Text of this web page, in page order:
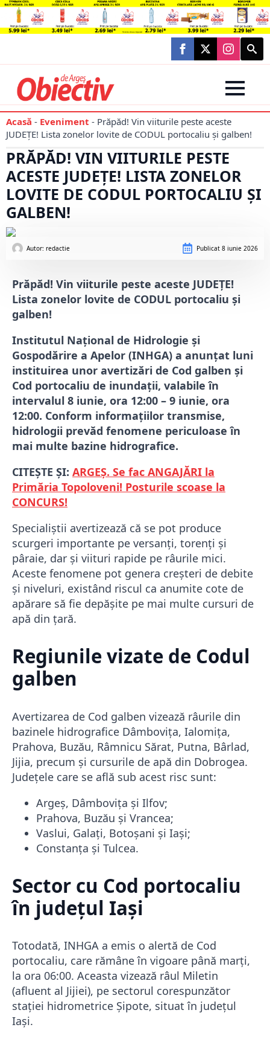
Search
for:
Acasă - Eveniment - Prăpăd! Vin viiturile peste aceste
JUDEȚE! Lista zonelor lovite de CODUL portocaliu și galben!
PRĂPĂD! VIN VIITURILE PESTE
ACESTE JUDEȚE! LISTA ZONELOR
LOVITE DE CODUL PORTOCALIU ȘI
GALBEN!
Autor: redactie Publicat 8 iunie 2026
Prăpăd! Vin viiturile peste aceste JUDEȚE!
Lista zonelor lovite de CODUL portocaliu și
galben!
Institutul Național de Hidrologie și
Gospodărire a Apelor (INHGA) a anunțat luni
instituirea unor avertizări de Cod galben și
Cod portocaliu de inundații, valabile în
intervalul 8 iunie, ora 12:00 – 9 iunie, ora
12:00. Conform informațiilor transmise,
hidrologii prevăd fenomene periculoase în
mai multe bazine hidrografice.
CITEȘTE ȘI: ARGEȘ. Se fac ANGAJĂRI la
Primăria Topoloveni! Posturile scoase la
CONCURS!
Specialiștii avertizează că se pot produce
scurgeri importante pe versanți, torenți și
pâraie, dar și viituri rapide pe râurile mici.
Aceste fenomene pot genera creșteri de debite
și niveluri, existând riscul ca anumite cote de
apărare să fie depășite pe mai multe cursuri de
apă din țară.
Regiunile vizate de Codul
galben
Avertizarea de Cod galben vizează râurile din
bazinele hidrografice Dâmbovița, Ialomița,
Prahova, Buzău, Râmnicu Sărat, Putna, Bârlad,
Jijia, precum și cursurile de apă din Dobrogea.
Județele care se află sub acest risc sunt:
Argeș, Dâmbovița și Ilfov;
Prahova, Buzău și Vrancea;
Vaslui, Galați, Botoșani și Iași;
Constanța și Tulcea.
Sector cu Cod portocaliu
în județul Iași
Totodată, INHGA a emis o alertă de Cod
portocaliu, care rămâne în vigoare până marți,
la ora 06:00. Aceasta vizează râul Miletin
(afluent al Jijiei), pe sectorul corespunzător
stației hidrometrice Șipote, situat în județul
Iași.